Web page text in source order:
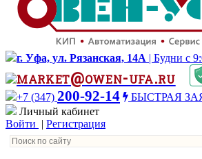
г. Уфа, ул. Рязанская, 14А | Будни с
market@owen-ufa.ru
+7 (347) 200-92-14
БЫСТРАЯ
Личный кабинет
Войти | Регистрация